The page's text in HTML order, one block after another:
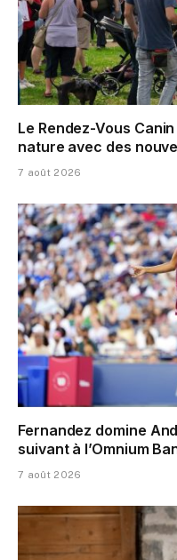
Le Rendez-Vous
nature avec des
7 août 2026
Fernandez domine
suivant à l’Omnium
7 août 2026